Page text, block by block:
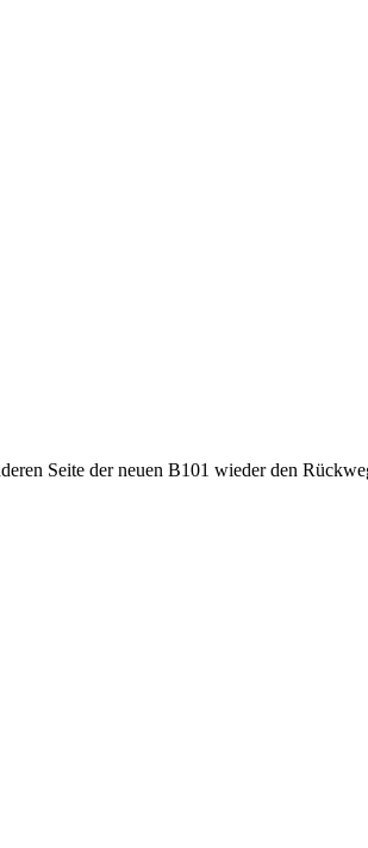
Seite der neuen B101 wieder den